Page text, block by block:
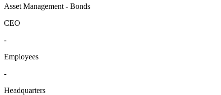
Asset Management - Bonds
CEO
-
Employees
-
Headquarters